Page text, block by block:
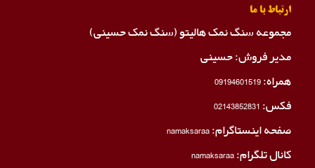
ارتباط با ما
مجموعه سنگ نمک هالیتو (سنگ نمک حسینی)
مدیر فروش: حسینی
همراه:09194601519
فکس:02143852831
صفحه اینستاگرام:namaksaraa
کانال تلگرام:namaksaraa